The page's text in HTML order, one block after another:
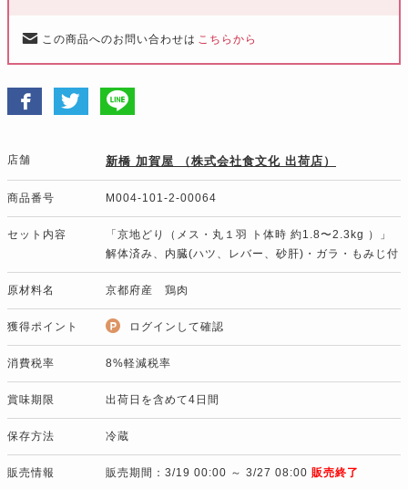
この商品へのお問い合わせは こちらから
店舗 新橋 加賀屋 （株式会社食文化 出荷店）
商品番号 M004-101-2-00064
セット内容
「京地どり（メス・丸１羽 ト体時 約1.8〜2.3kg ）」
解体済み、内臓(ハツ、レバー、砂肝)・ガラ・もみじ付
原材料名 京都府産 鶏肉
獲得ポイント ログインして確認
消費税率 8%軽減税率
賞味期限 出荷日を含めて4日間
保存方法 冷蔵
販売情報 販売期間：3/19 00:00 ～ 3/27 08:00 販売終了